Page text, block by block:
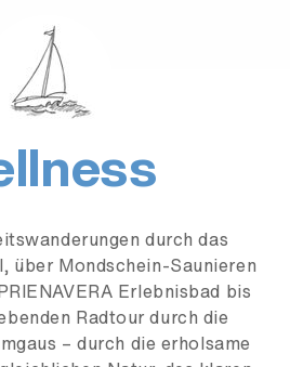
durch das
über Mondschein-Saunieren
Erlebnisbad bis
Radtour durch die
– durch die erholsame